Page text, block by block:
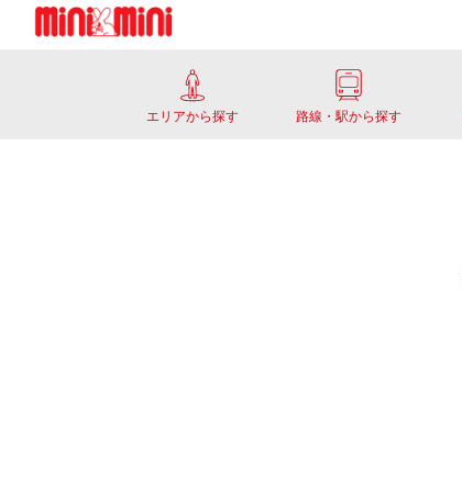
エリアから探す 路線・駅から探す